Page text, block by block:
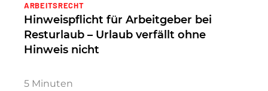
ARBEITSRECHT
Hinweispflicht für Arbeitgeber bei
Resturlaub – Urlaub verfällt ohne
Hinweis nicht
5 Minuten